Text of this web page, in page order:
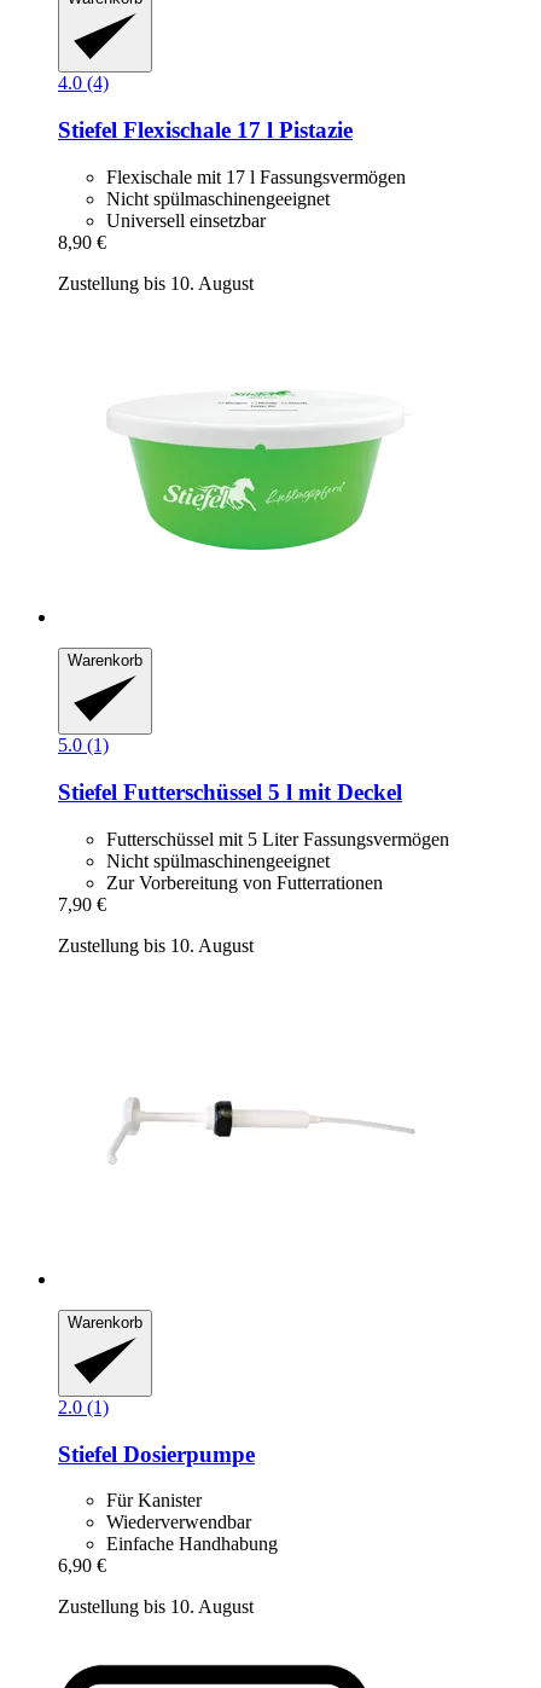
4.0 (4)
Stiefel Flexischale 17 l Pistazie
Flexischale mit 17 l Fassungsvermögen
Nicht spülmaschinengeeignet
Universell einsetzbar
8,90 €
Zustellung bis 10. August
Warenkorb
5.0 (1)
Stiefel Futterschüssel 5 l mit Deckel
Futterschüssel mit 5 Liter Fassungsvermögen
Nicht spülmaschinengeeignet
Zur Vorbereitung von Futterrationen
7,90 €
Zustellung bis 10. August
Warenkorb
2.0 (1)
Stiefel Dosierpumpe
Für Kanister
Wiederverwendbar
Einfache Handhabung
6,90 €
Zustellung bis 10. August